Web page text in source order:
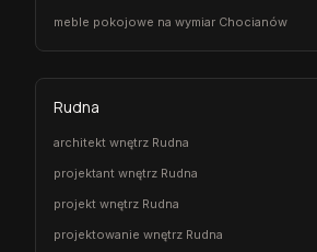
meble pokojowe na wymiar Chocianów
Rudna
architekt wnętrz Rudna
projektant wnętrz Rudna
projekt wnętrz Rudna
projektowanie wnętrz Rudna